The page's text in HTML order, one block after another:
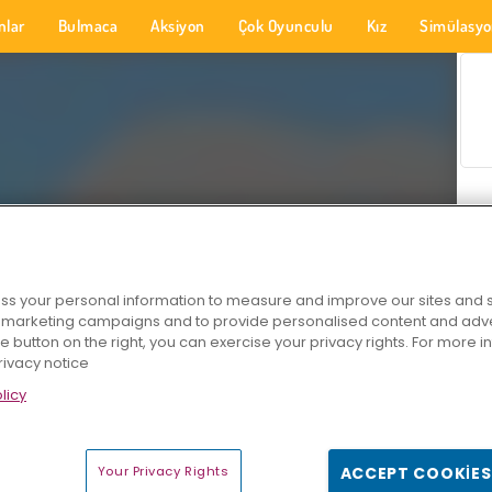
Bulmaca Aksiyon Çok Oyunculu Kız
your personal information to measure and improve our sites and
campaigns and to provide personalised content and
button on the right, you can exercise your privacy rights. For more
notice
Your Privacy Rights ACCEPT COOKIES